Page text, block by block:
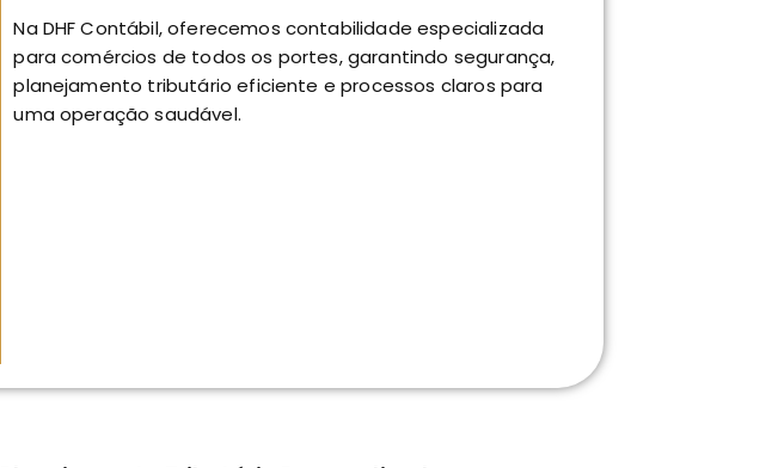
Na DHF Contábil, oferecemos contabilidade especializada
para comércios de todos os portes, garantindo segurança,
planejamento tributário eficiente e processos claros para
uma operação saudável.